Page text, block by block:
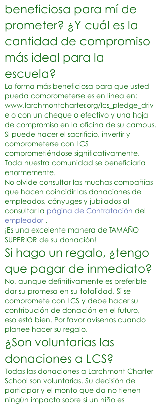
beneficiosa para mí de
prometer? ¿Y cuál es la
cantidad de compromiso
más ideal para la
escuela?
La forma más beneficiosa para que usted
pueda comprometerse es en línea en:
www.larchmontcharter.org/lcs_pledge_driv
e o con un cheque o efectivo y una hoja
de compromiso en la oficina de su campus.
Si puede hacer el sacrificio, invertir y
comprometerse con LCS
comprometiéndose significativamente.
Toda nuestra comunidad se beneficiaría
enormemente.
No olvide consultar las muchas compañías
que hacen coincidir las donaciones de
empleados, cónyuges y jubilados al
consultar la página de Contratación del
empleador .
¡Es una excelente manera de TAMAÑO
SUPERIOR de su donación!
Si hago un regalo, ¿tengo
que pagar de inmediato?
No, aunque definitivamente es preferible
dar su promesa en su totalidad. Si se
compromete con LCS y debe hacer su
contribución de donación en el futuro,
eso está bien. Por favor avísenos cuando
planee hacer su regalo.
¿Son voluntarias las
donaciones a LCS?
Todas las donaciones a Larchmont Charter
School son voluntarias. Su decisión de
participar y el monto que da no tienen
ningún impacto sobre si un niño es